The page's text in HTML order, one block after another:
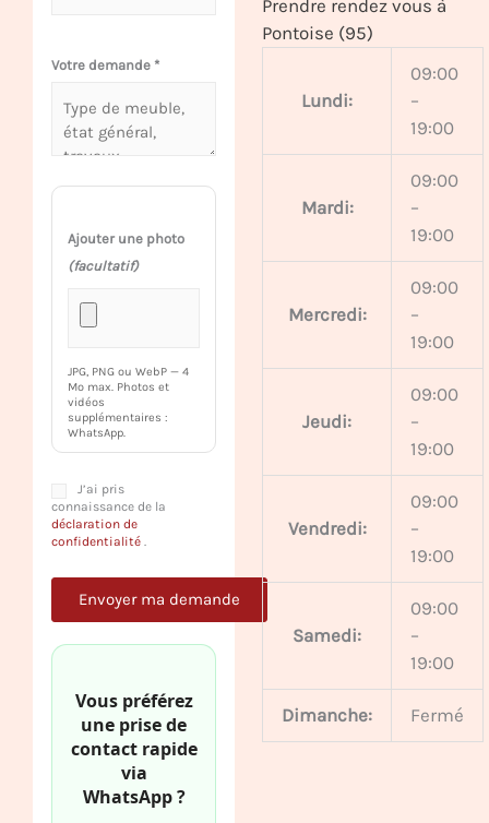
Votre demande *
Ajouter une photo
(facultatif)
JPG, PNG ou WebP — 4
Mo max. Photos et
vidéos
supplémentaires :
WhatsApp.
J’ai pris
connaissance de la
déclaration de
confidentialité .
Vous préférez
une prise de
contact rapide
via
WhatsApp ?
Prendre rendez vous à
Pontoise (95)
Lundi:
09:00
–
19:00
Mardi:
09:00
–
19:00
Mercredi:
09:00
–
19:00
Jeudi:
09:00
–
19:00
Vendredi:
09:00
–
19:00
Samedi:
09:00
–
19:00
Dimanche: Fermé